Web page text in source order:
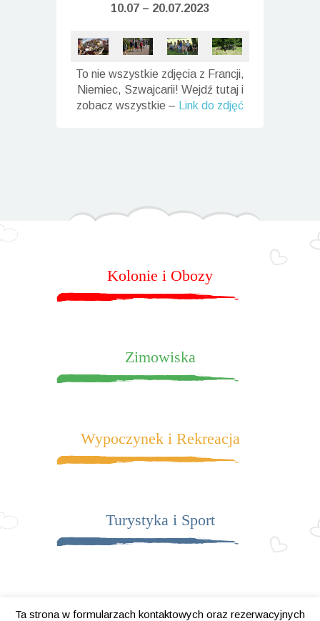
10.07 – 20.07.2023
To nie wszystkie zdjęcia z Francji,
Niemiec, Szwajcarii! Wejdź tutaj i
zobacz wszystkie –
Link do zdjęć
Kolonie i Obozy
Zimowiska
Wypoczynek i Rekreacja
Turystyka i Sport
Ta strona w formularzach kontaktowych oraz rezerwacyjnych